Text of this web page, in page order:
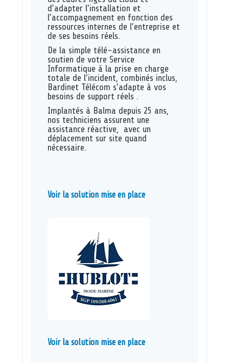
d’adapter l’installation et
l’accompagnement en fonction des
ressources internes de l’entreprise et
de ses besoins réels.
De la simple télé-assistance en
soutien de votre Service
Informatique à la prise en charge
totale de l’incident, combinés inclus,
Bardinet Télécom s’adapte à vos
besoins de support réels .
Implantés à Balma depuis 25 ans,
nos techniciens assurent une
assistance réactive, avec un
déplacement sur site quand
nécessaire.
Voir la solution mise en place
Voir la solution mise en place